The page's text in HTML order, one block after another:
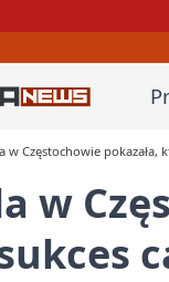
w Częstochowie pokazała,
w